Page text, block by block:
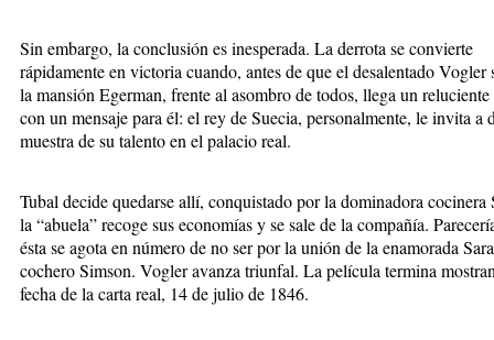
Sin embargo, la conclusión es inesperada. La derrota se convierte
rápidamente en victoria cuando, antes de que el desalentado Vogler
la mansión Egerman, frente al asombro de todos, llega un reluciente
con un mensaje para él: el rey de Suecia, personalmente, le invita a
muestra de su talento en el palacio real.
Tubal decide quedarse allí, conquistado por la dominadora cocinera
la “abuela” recoge sus economías y se sale de la compañía.
ésta se agota en número de no ser por la unión de la enamorada
cochero Simson. Vogler avanza triunfal. La película termina
fecha de la carta real, 14 de julio de 1846.